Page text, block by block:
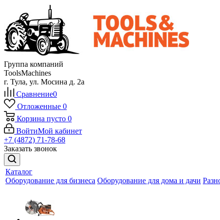
Группа компаний
ToolsMachines
г. Тула, ул. Мосина д. 2а
Сравнение0
Отложенные 0
Корзина пусто 0
ВойтиМой кабинет
+7 (4872) 71-78-68
Заказать звонок
Каталог
Оборудование для бизнеса Оборудование для дома и дачи